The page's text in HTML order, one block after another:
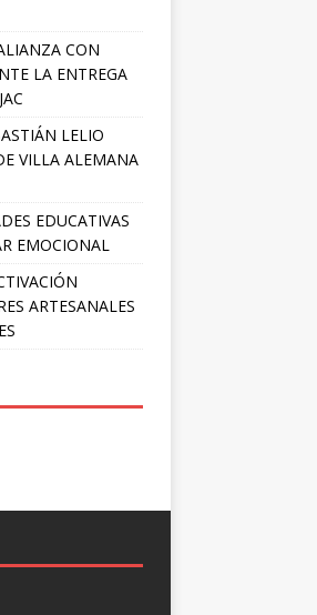
CON
LA ENTREGA
LELIO
VILLA ALEMANA
EDUCATIVAS
EMOCIONAL
ARTESANALES